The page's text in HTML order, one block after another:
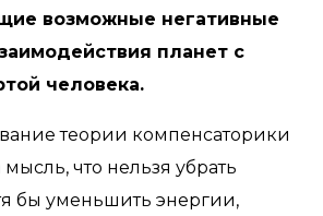
возможные негативные
планет с
человека.
теории компенсаторики
мысль, что нельзя убрать
бы уменьшить энергии,